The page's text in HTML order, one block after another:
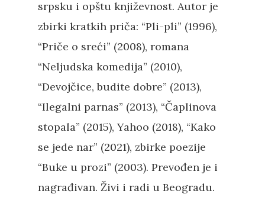
srpsku i opštu književnost. Autor je
zbirki kratkih priča: “Pli-pli” (1996),
“Priče o sreći” (2008), romana
“Neljudska komedija” (2010),
“Devojčice, budite dobre” (2013),
“Ilegalni parnas” (2013), “Čaplinova
stopala” (2015), Yahoo (2018), “Kako
se jede nar” (2021), zbirke poezije
“Buke u prozi” (2003). Prevođen je i
nagrađivan. Živi i radi u Beogradu.